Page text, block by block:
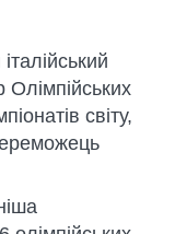
Олімпійських
світу,